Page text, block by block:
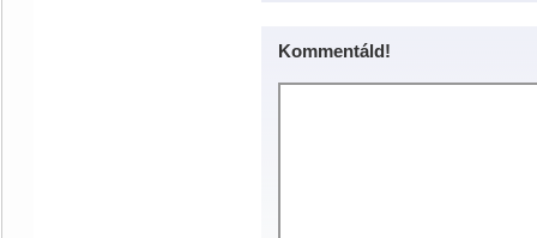
Kommentáld!